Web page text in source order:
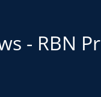
- RBN